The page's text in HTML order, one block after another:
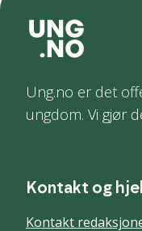
Ung.no er det
ungdom. Vi gjør
Kontakt og
Kontakt